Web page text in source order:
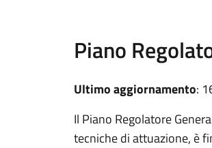
Piano
Ultimo aggiornamento:
Il Piano Regolatore
tecniche di attuazione, è